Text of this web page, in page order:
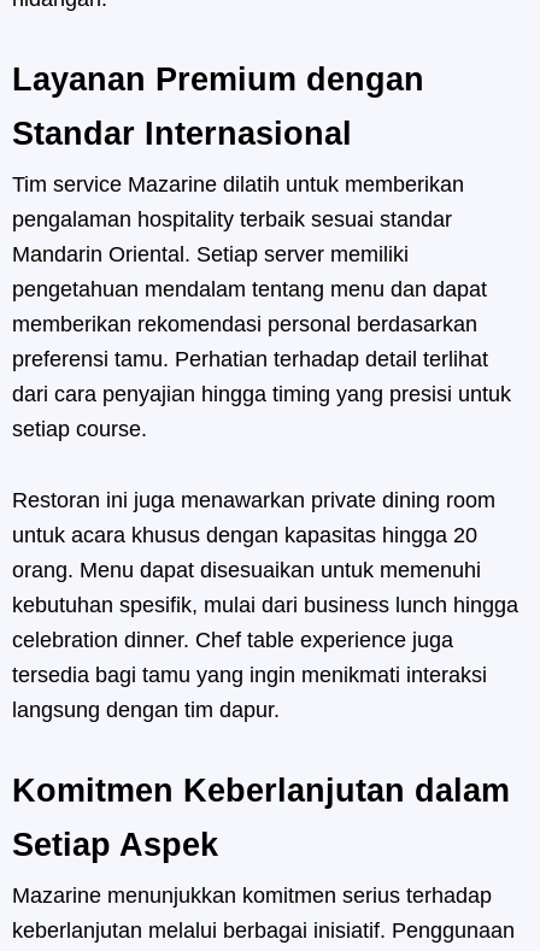
Layanan Premium dengan
Standar Internasional
Tim service Mazarine dilatih untuk memberikan
pengalaman hospitality terbaik sesuai standar
Mandarin Oriental. Setiap server memiliki
pengetahuan mendalam tentang menu dan dapat
memberikan rekomendasi personal berdasarkan
preferensi tamu. Perhatian terhadap detail terlihat
dari cara penyajian hingga timing yang presisi untuk
setiap course.
Restoran ini juga menawarkan private dining room
untuk acara khusus dengan kapasitas hingga 20
orang. Menu dapat disesuaikan untuk memenuhi
kebutuhan spesifik, mulai dari business lunch hingga
celebration dinner. Chef table experience juga
tersedia bagi tamu yang ingin menikmati interaksi
langsung dengan tim dapur.
Komitmen Keberlanjutan dalam
Setiap Aspek
Mazarine menunjukkan komitmen serius terhadap
keberlanjutan melalui berbagai inisiatif. Penggunaan